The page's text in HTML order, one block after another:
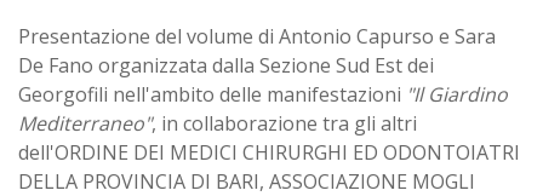
Presentazione del volume di Antonio Capurso e Sara
De Fano organizzata dalla Sezione Sud Est dei
Georgofili nell'ambito delle manifestazioni "Il Giardino
Mediterraneo", in collaborazione tra gli altri
dell'ORDINE DEI MEDICI CHIRURGHI ED ODONTOIATRI
DELLA PROVINCIA DI BARI, ASSOCIAZIONE MOGLI